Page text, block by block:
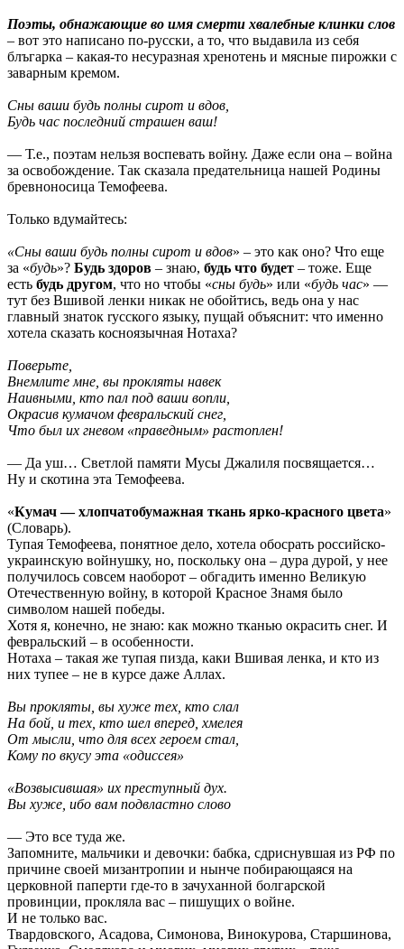
Поэты, обнажающие во имя смерти хвалебные клинки слов
– вот это написано по-русски, а то, что выдавила из себя
блъгарка – какая-то несуразная хренотень и мясные пирожки с
заварным кремом.
Сны ваши будь полны сирот и вдов,
Будь час последний страшен ваш!
— Т.е., поэтам нельзя воспевать войну. Даже если она – война
за освобождение. Так сказала предательница нашей Родины
бревноносица Темофеева.
Только вдумайтесь:
«Сны ваши будь полны сирот и вдов» – это как оно? Что еще
за «будь»? Будь здоров – знаю, будь что будет – тоже. Еще
есть будь другом, что но чтобы «сны будь» или «будь час» —
тут без Вшивой ленки никак не обойтись, ведь она у нас
главный знаток rусского языку, пущай объяснит: что именно
хотела сказать косноязычная Нотаха?
Поверьте,
Внемлите мне, вы прокляты навек
Наивными, кто пал под ваши вопли,
Окрасив кумачом февральский снег,
Что был их гневом «праведным» растоплен!
— Да уш… Светлой памяти Мусы Джалиля посвящается…
Ну и скотина эта Темофеева.
«Кумач — хлопчатобумажная ткань ярко-красного цвета»
(Словарь).
Тупая Темофеева, понятное дело, хотела обосрать российско-
украинскую войнушку, но, поскольку она – дура дурой, у нее
получилось совсем наоборот – обгадить именно Великую
Отечественную войну, в которой Красное Знамя было
символом нашей победы.
Хотя я, конечно, не знаю: как можно тканью окрасить снег. И
февральский – в особенности.
Нотаха – такая же тупая пизда, каки Вшивая ленка, и кто из
них тупее – не в курсе даже Аллах.
Вы прокляты, вы хуже тех, кто слал
На бой, и тех, кто шел вперед, хмелея
От мысли, что для всех героем стал,
Кому по вкусу эта «одиссея»
«Возвысившая» их преступный дух.
Вы хуже, ибо вам подвластно слово
— Это все туда же.
Запомните, мальчики и девочки: бабка, сдриснувшая из РФ по
причине своей мизантропии и нынче побирающаяся на
церковной паперти где-то в зачуханной болгарской
провинции, прокляла вас – пишущих о войне.
И не только вас.
Твардовского, Асадова, Симонова, Винокурова, Старшинова,